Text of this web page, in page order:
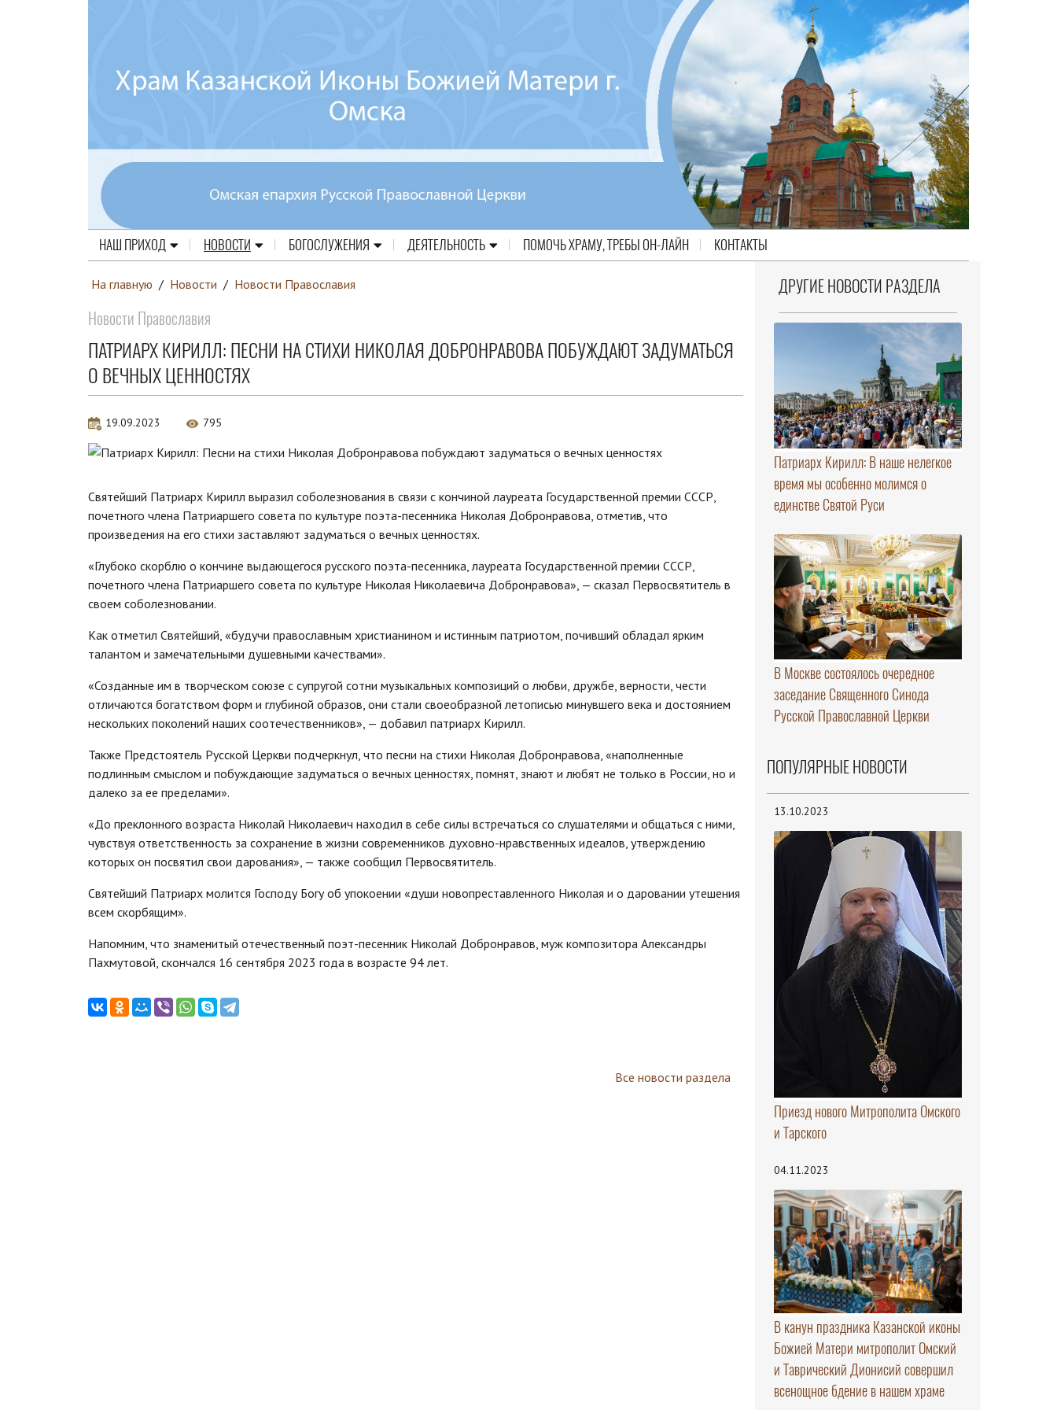
НАШ ПРИХОД НОВОСТИ БОГОСЛУЖЕНИЯ ДЕЯТЕЛЬНОСТЬ ПОМОЧЬ ХРАМУ, ТРЕБЫ ОН-ЛАЙН КОНТАКТЫ
На главную / Новости / Новости Православия
Новости Православия
ПАТРИАРХ КИРИЛЛ: ПЕСНИ НА СТИХИ НИКОЛАЯ ДОБРОНРАВОВА ПОБУЖДАЮТ ЗАДУМАТЬСЯ
О ВЕЧНЫХ ЦЕННОСТЯХ
19.09.2023 795
Святейший Патриарх Кирилл выразил соболезнования в связи с кончиной лауреата Государственной премии СССР,
почетного члена Патриаршего совета по культуре поэта-песенника Николая Добронравова, отметив, что
произведения на его стихи заставляют задуматься о вечных ценностях.
«Глубоко скорблю о кончине выдающегося русского поэта-песенника, лауреата Государственной премии СССР,
почетного члена Патриаршего совета по культуре Николая Николаевича Добронравова», — сказал Первосвятитель в
своем соболезновании.
Как отметил Святейший, «будучи православным христианином и истинным патриотом, почивший обладал ярким
талантом и замечательными душевными качествами».
«Созданные им в творческом союзе с супругой сотни музыкальных композиций о любви, дружбе, верности, чести
отличаются богатством форм и глубиной образов, они стали своеобразной летописью минувшего века и достоянием
нескольких поколений наших соотечественников», — добавил патриарх Кирилл.
Также Предстоятель Русской Церкви подчеркнул, что песни на стихи Николая Добронравова, «наполненные
подлинным смыслом и побуждающие задуматься о вечных ценностях, помнят, знают и любят не только в России, но и
далеко за ее пределами».
«До преклонного возраста Николай Николаевич находил в себе силы встречаться со слушателями и общаться с ними,
чувствуя ответственность за сохранение в жизни современников духовно-нравственных идеалов, утверждению
которых он посвятил свои дарования», — также сообщил Первосвятитель.
Святейший Патриарх молится Господу Богу об упокоении «души новопреставленного Николая и о даровании утешения
всем скорбящим».
Напомним, что знаменитый отечественный поэт-песенник Николай Добронравов, муж композитора Александры
Пахмутовой, скончался 16 сентября 2023 года в возрасте 94 лет.
Все новости раздела
ДРУГИЕ НОВОСТИ РАЗДЕЛА
Патриарх Кирилл: В наше нелегкое
время мы особенно молимся о
единстве Святой Руси
В Москве состоялось очередное
заседание Священного Синода
Русской Православной Церкви
ПОПУЛЯРНЫЕ НОВОСТИ
13.10.2023
Приезд нового Митрополита Омского
и Тарского
04.11.2023
В канун праздника Казанской иконы
Божией Матери митрополит Омский
и Таврический Дионисий совершил
всенощное бдение в нашем храме